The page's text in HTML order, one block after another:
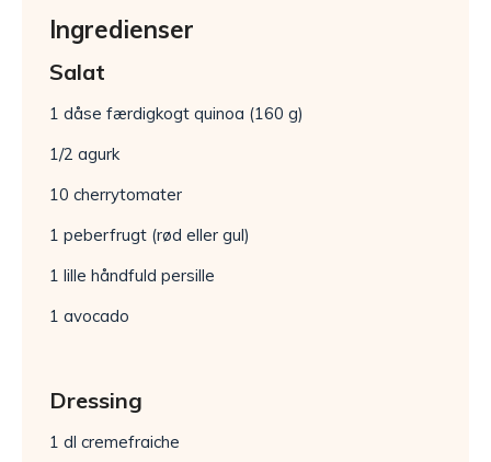
Ingredienser
Salat
1 dåse færdigkogt quinoa (160 g)
1/2 agurk
10 cherrytomater
1 peberfrugt (rød eller gul)
1 lille håndfuld persille
1 avocado
Dressing
1 dl cremefraiche